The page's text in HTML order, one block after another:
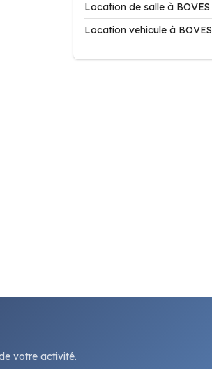
Location de salle à BOVES
Location vehicule à BOVES
votre activité.